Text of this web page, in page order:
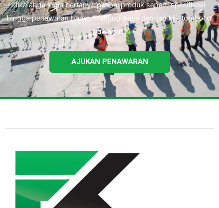
Jika anda ingin bertanya perihal produk seperti spesifikasi
hingga penawaran harga. Hubungi kami dengan klik tombol di
bawah ini.
AJUKAN PENAWARAN